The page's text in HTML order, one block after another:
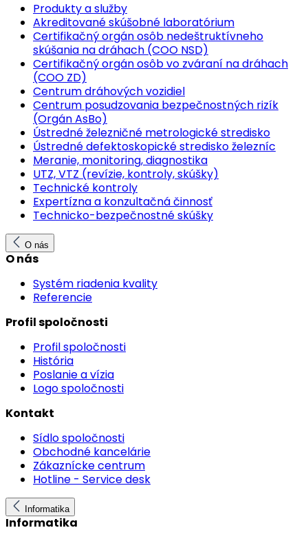
Produkty a služby
Akreditované skúšobné laboratórium
Certifikačný orgán osôb nedeštruktívneho
skúšania na dráhach (COO NSD)
Certifikačný orgán osôb vo zváraní na dráhach
(COO ZD)
Centrum dráhových vozidiel
Centrum posudzovania bezpečnostných rizík
(Orgán AsBo)
Ústredné železničné metrologické stredisko
Ústredné defektoskopické stredisko železníc
Meranie, monitoring, diagnostika
UTZ, VTZ (revízie, kontroly, skúšky)
Technické kontroly
Expertízna a konzultačná činnosť
Technicko-bezpečnostné skúšky
O nás
O nás
Systém riadenia kvality
Referencie
Profil spoločnosti
Profil spoločnosti
História
Poslanie a vízia
Logo spoločnosti
Kontakt
Sídlo spoločnosti
Obchodné kancelárie
Zákaznícke centrum
Hotline - Service desk
Informatika
Informatika